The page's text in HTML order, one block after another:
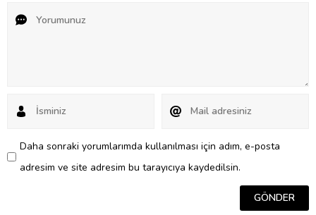
Daha sonraki yorumlarımda kullanılması için adım, e-posta
adresim ve site adresim bu tarayıcıya kaydedilsin.